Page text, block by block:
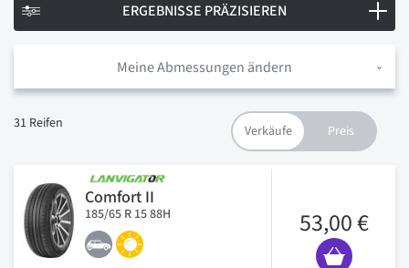
Meine Abmessungen ändern
31 Reifen
Comfort II
185/65 R 15 88H 53,00 €
ERGEBNISSE PRÄZISIEREN